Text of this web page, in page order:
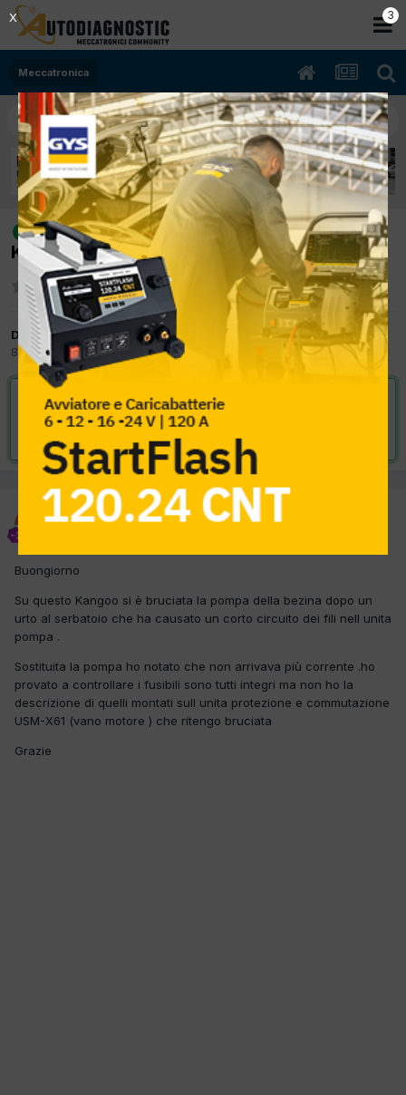
Meccatronica
risolto
[renault kangoo II 03/2010 1600cc
K4M K8 78Kw Bifuel B/Gpl] dettaglio fusibili
Da m2scarservice
8 Aprile 2017 inMeccatronica
VAI ALLA SOLUZIONE
Risolta da m2scarservice,8 Aprile 2017
m2scarservice
Buongiorno
Su questo Kangoo si è bruciata la pompa della bezina dopo un
urto al serbatoio che ha causato un corto circuito dei fili nell unita
pompa .
Sostituita la pompa ho notato che non arrivava più corrente .ho
provato a controllare i fusibili sono tutti integri ma non ho la
descrizione di quelli montati sull unita protezione e commutazione
USM-X61 (vano motore ) che ritengo bruciata
Grazie
2
X